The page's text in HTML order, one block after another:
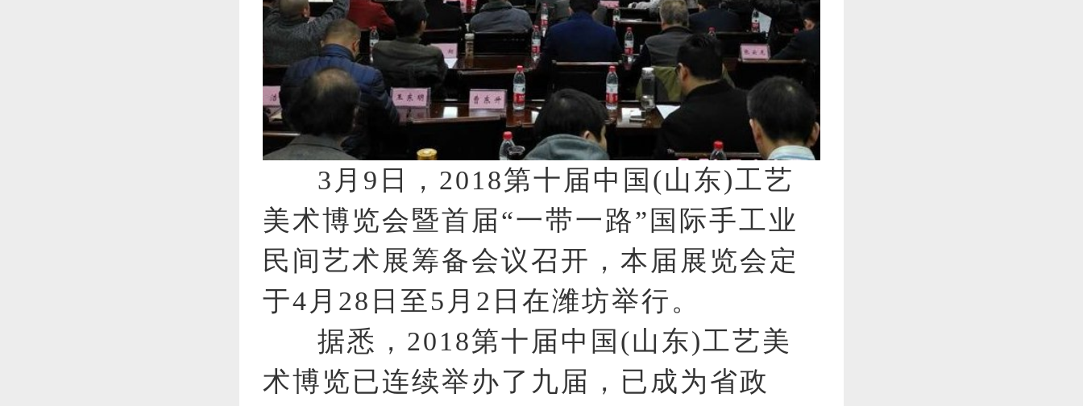
3月9日，2018第十届中国(山东)工艺
美术博览会暨首届“一带一路”国际手工业
民间艺术展筹备会议召开，本届展览会定
于4月28日至5月2日在潍坊举行。
据悉，2018第十届中国(山东)工艺美
术博览已连续举办了九届，已成为省政